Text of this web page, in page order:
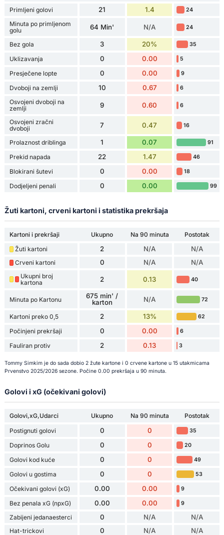
Primljeni golovi
21 1.4 24
Minuta po primljenom
golu
64 Min' N/A 24
Bez gola 3 20% 35
Uklizavanja 0 0.00 5
Presječene lopte 0 0.00 9
Dvoboji na zemlji 10 0.67 6
Osvojeni dvoboji na
zemlji
9 0.60 6
Osvojeni zračni
dvoboji
7 0.47 16
Prolaznost driblinga 1 0.07 91
Prekid napada 22 1.47 46
Blokirani šutevi 0 0.00 18
Dodjeljeni penali 0 0.00 99
Žuti kartoni, crveni kartoni i statistika prekršaja
Kartoni i prekršaji Ukupno Na 90 minuta
Postotak
Žuti kartoni
2 N/A N/A
Crveni kartoni 0 N/A N/A
Ukupni broj
kartona
2 0.13 40
Minuta po Kartonu
675 min' /
karton
N/A 72
Kartoni preko 0,5 2 13% 62
Počinjeni prekršaji 0 0.00 6
Fauliran protiv 2 0.13 3
Tommy Simkim je do sada dobio 2 žute kartone i 0 crvene kartone u 15 utakmicama
Prvenstvo 2025/2026 sezone. Počine 0.00 prekršaja u 90 minuta.
Golovi i xG (očekivani golovi)
Golovi,xG,Udarci Ukupno Na 90 minuta
Postotak
Postignuti golovi
0 0 35
Doprinos Golu 0 0 20
Golovi kod kuće 0 0 49
Golovi u gostima 0 0 53
Očekivani golovi (xG) 0.00 0.00 9
Bez penala xG (npxG) 0.00 0.00 9
Zabijeni jedanaesterci 0 N/A N/A
Hat-trickovi 0 N/A N/A